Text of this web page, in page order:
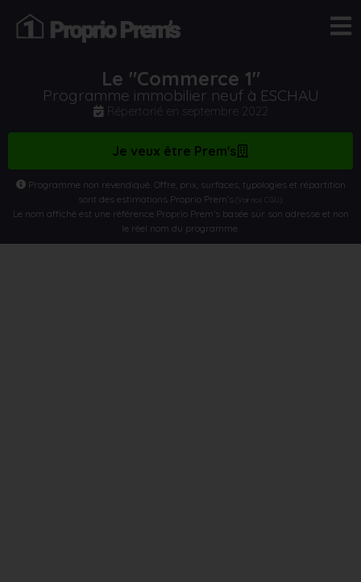
Le "Commerce 1"
Programme immobilier neuf à ESCHAU
Répertorié en septembre 2022
Je veux être Prem's
Programme non revendiqué. Offre, prix, surfaces, typologies et répartition
sont des estimations Proprio Prem’s(Voir nos CGU)
Le nom affiché est une référence Proprio Prem’s basée sur son adresse et non
le réel nom du programme.